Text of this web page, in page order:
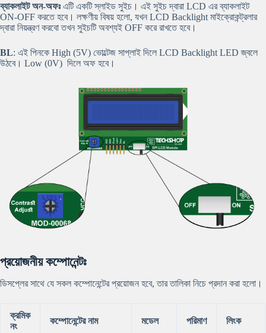
ব্যাকলাইট অন-অফঃএটি একটি স্লাইড সুইচ। এই সুইচ দ্বারা LCD এর ব্যাকলাইট
ON-OFF করতে হবে। লক্ষণীয় বিষয় হলো, যখন LCD Backlight মাইক্রোকন্ট্রলার
দ্বারা নিয়ন্ত্রণ করবো তখন সুইচটি অবশ্যই OFF করে রাখতে হবে।
BL: এই পিনকে High (5V) ভোল্টেজ সাপ্লাই দিলে LCD Backlight LED জ্বলে
উঠবে। Low (0V) দিলে অফ হবে।
প্রয়োজনীয় কম্পোনেন্টঃ
ডিসপ্লের সাথে যে সকল কম্পোনেন্টের প্রয়োজন হবে, তার তালিকা নিচে প্রদান করা হলো।
ক্রমিক
নং
কম্পোনেন্টের নাম মডেল পরিমাণ লিংক